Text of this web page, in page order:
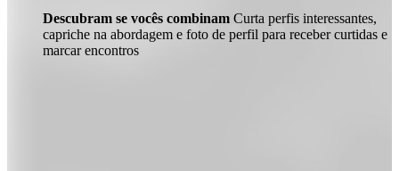
Descubram se vocês combinam Curta perfis interessantes,
capriche na abordagem e foto de perfil para receber curtidas e
marcar encontros